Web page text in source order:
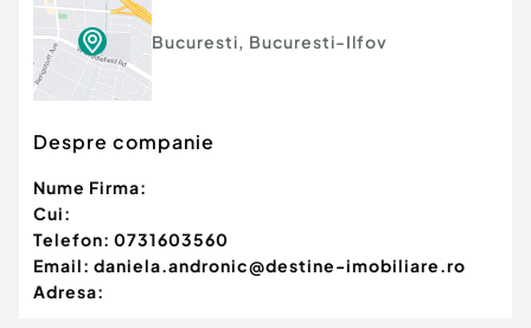
Bucuresti, Bucuresti-Ilfov
Despre companie
Nume Firma:
Cui:
Telefon: 0731603560
Email: daniela.andronic@destine-imobiliare.ro
Adresa: